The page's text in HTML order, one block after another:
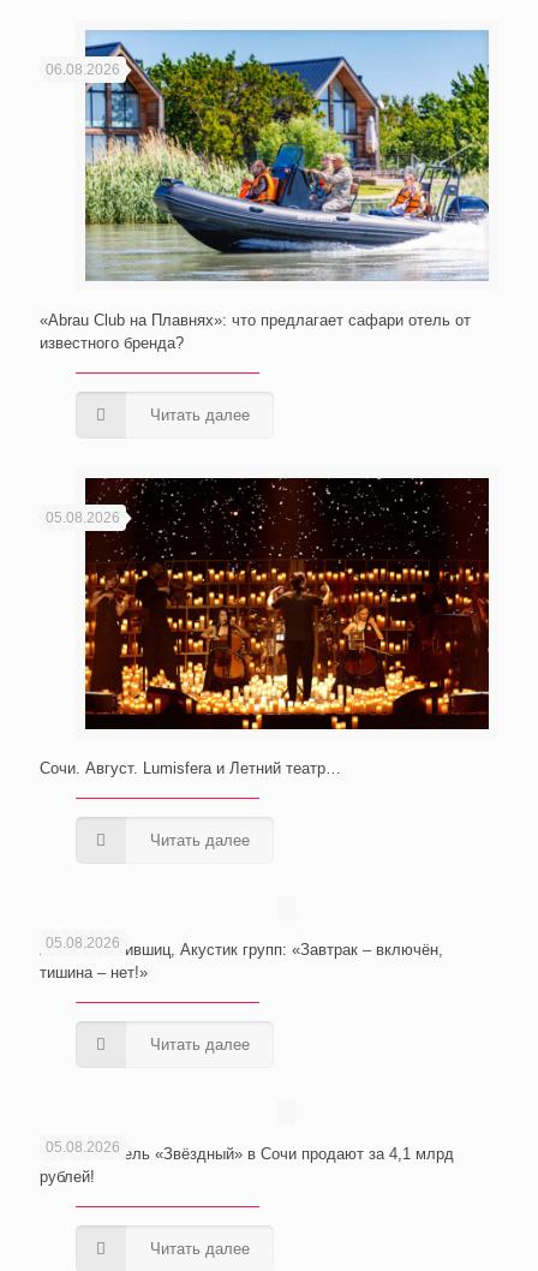
06.08.2026
«Abrau Club на Плавнях»: что предлагает сафари отель от
известного бренда?
Читать далее
05.08.2026
Сочи. Август. Lumisfera и Летний театр…
Читать далее
05.08.2026
Анатолий Лившиц, Акустик групп: «Завтрак – включён,
тишина – нет!»
Читать далее
05.08.2026
Wellness-отель «Звёздный» в Сочи продают за 4,1 млрд
рублей!
Читать далее